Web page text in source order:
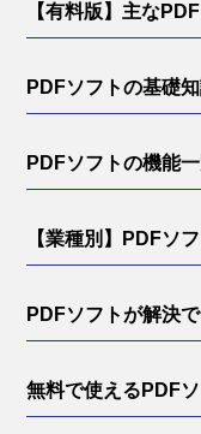
【有料版】主な
PDFソフトの基礎
PDFソフトの機能
【業種別】PDFソ
PDFソフトが解決
無料で使えるPDF